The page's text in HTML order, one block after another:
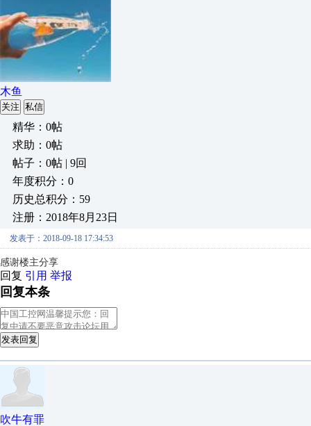
木鱼
关注 私信
精华：0帖
求助：0帖
帖子：0帖 | 9回
年度积分：0
历史总积分：59
注册：2018年8月23日
发表于：2018-09-18 17:34:53
感谢楼主分享
回复 引用 举报
回复本条
发表回复
吹牛有罪